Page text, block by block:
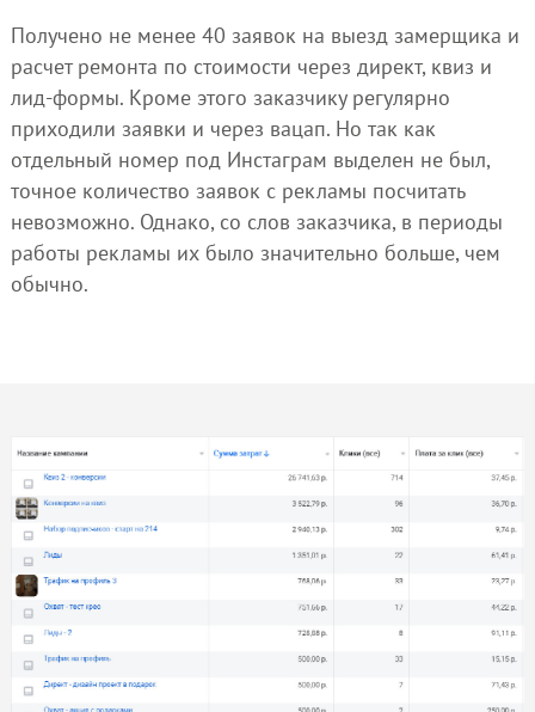
Получено не менее 40 заявок на выезд замерщика и
расчет ремонта по стоимости через директ, квиз и
лид-формы. Кроме этого заказчику регулярно
приходили заявки и через вацап. Но так как
отдельный номер под Инстаграм выделен не был,
точное количество заявок с рекламы посчитать
невозможно. Однако, со слов заказчика, в периоды
работы рекламы их было значительно больше, чем
обычно.